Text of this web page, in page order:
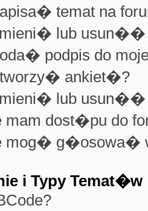
temat na
lub usun��
podpis do
ankiet�?
lub
mam dost�pu do
mog� g�osowa�
i Typy Temat�w